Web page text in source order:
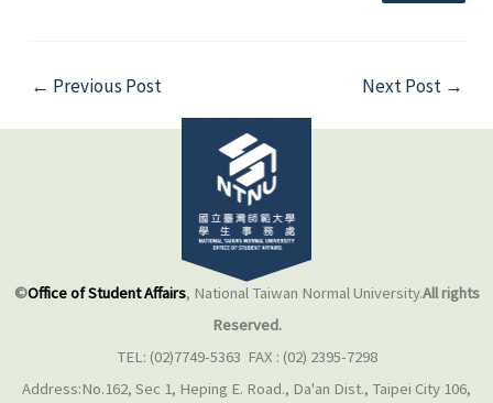
← Previous Post Next Post →
©Office of Student Affairs, National Taiwan Normal University.All rights
Reserved.
TEL: (02)7749-5363 FAX : (02) 2395-7298
Address:No.162, Sec 1, Heping E. Road., Da'an Dist., Taipei City 106,